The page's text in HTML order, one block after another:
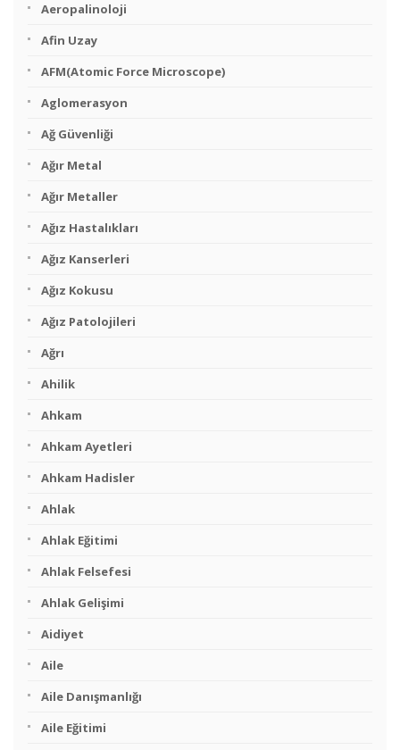
Aeropalinoloji
Afin Uzay
AFM(Atomic Force Microscope)
Aglomerasyon
Ağ Güvenliği
Ağır Metal
Ağır Metaller
Ağız Hastalıkları
Ağız Kanserleri
Ağız Kokusu
Ağız Patolojileri
Ağrı
Ahilik
Ahkam
Ahkam Ayetleri
Ahkam Hadisler
Ahlak
Ahlak Eğitimi
Ahlak Felsefesi
Ahlak Gelişimi
Aidiyet
Aile
Aile Danışmanlığı
Aile Eğitimi